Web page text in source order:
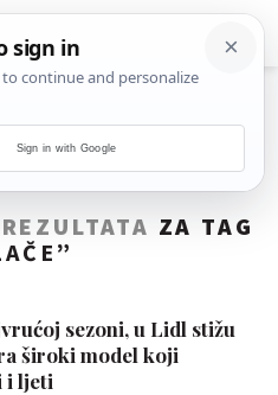
ZA TAG
”
sezoni, u Lidl stižu
široki model koji
i ljeti
Sign in with Google